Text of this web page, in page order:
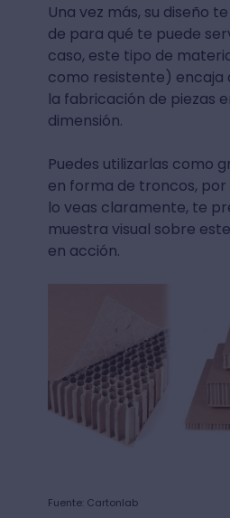
Una vez más, su diseño
de para qué te puede
caso, este tipo de
como resistente) encaja
la fabricación de piezas
dimensión.
Puedes utilizarlas como
en forma de troncos, por
lo veas claramente, te
muestra visual sobre
en acción.
Fuente: Cartonlab